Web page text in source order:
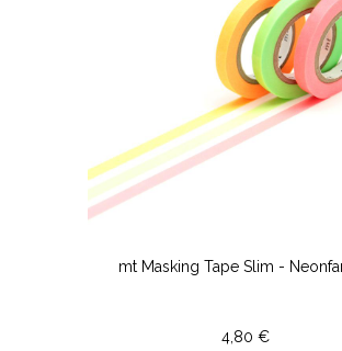
mt Masking Tape Slim -
4,80 €